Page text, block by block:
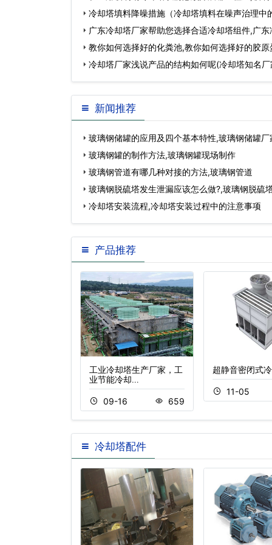
用…冷却塔填料降噪措施（冷却塔填料在噪声治理中
塔填料…
广东冷却塔厂家帮助您选择合适冷却塔组件,广
家…教你如何选择好的化粪池,教你如何选择好的胶
冷却塔厂家浅说产品的结构如何呢(冷却塔知名
新闻推荐
玻璃钢储罐的应用及四个基本特性,玻璃钢储罐
名…玻璃钢罐的制作方法,玻璃钢罐现场制作
玻璃钢管道有哪几种对接的方法,玻璃钢管道
玻璃钢脱硫塔发生泄漏应该怎么做?,玻璃钢脱硫
冷却塔安装流程,冷却塔安装过程中的注意事项
产品推荐
工业冷却塔生产厂家，工
业节能冷却…
09-16 659
超静音密闭式
11-05
冷却塔配件